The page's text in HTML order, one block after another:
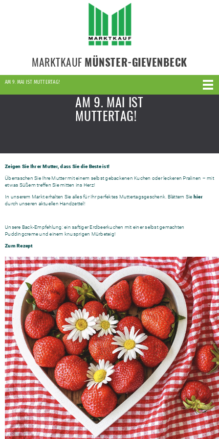
MARKTKAUF MÜNSTER-GIEVENBECK
AM 9. MAI IST MUTTERTAG!
AM 9. MAI IST
MUTTERTAG!
Zeigen Sie Ihrer Mutter, dass Sie die Beste ist!
Überraschen Sie Ihre Mutter mit einem selbst gebackenen Kuchen oder leckeren Pralinen – mit
etwas Süßem treffen Sie mitten ins Herz!
In unserem Markt erhalten Sie alles für Ihr perfektes Muttertagsgeschenk. Blättern Sie hier
durch unseren aktuellen Handzettel!
Unsere Back-Empfehlung: ein saftiger Erdbeerkuchen mit einer selbst gemachten
Puddingcreme und einem knusprigen Mürbeteig!
Zum Rezept